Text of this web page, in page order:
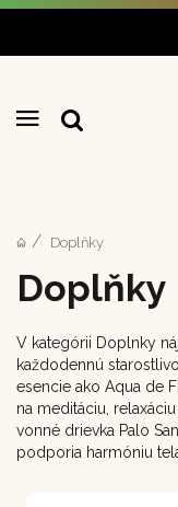
Doplňky
Doplňky
V kategórii Doplnky
každodennú
esencie ako Aqua de
na meditáciu,
vonné drievka Palo
podporia harmóniu